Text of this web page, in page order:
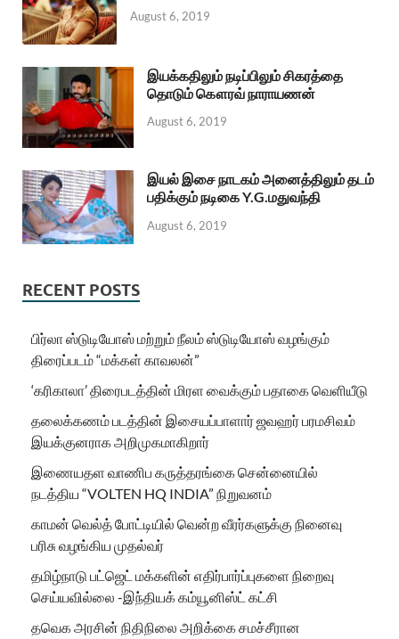
August 6, 2019
இயக்கதிலும் நடிப்பிலும் சிகரத்தை
தொடும் கௌரவ் நாராயணன்
August 6, 2019
இயல் இசை நாடகம் அனைத்திலும் தடம்
பதிக்கும் நடிகை Y.G.மதுவந்தி
August 6, 2019
RECENT POSTS
பிர்லா ஸ்டுடியோஸ் மற்றும் நீலம் ஸ்டுடியோஸ் வழங்கும்
திரைப்படம் “மக்கள் காவலன்”
‘கரிகாலா’ திரைபடத்தின் மிரள வைக்கும் பதாகை வெளியீடு
தலைக்கணம் படத்தின் இசையப்பாளார் ஜவஹர் பரமசிவம்
இயக்குனராக அறிமுகமாகிறார்
இணையதள வாணிப கருத்தரங்கை சென்னையில்
நடத்திய “VOLTEN HQ INDIA” நிறுவனம்
காமன் வெல்த் போட்டியில் வென்ற வீரர்களுக்கு நினைவு
பரிசு வழங்கிய முதல்வர்
தமிழ்நாடு பட்ஜெட் மக்களின் எதிர்பார்ப்புகளை நிறைவு
செய்யவில்லை -இந்தியக் கம்யூனிஸ்ட் கட்சி
தவெக அரசின் நிதிநிலை அறிக்கை சமச்சீரான